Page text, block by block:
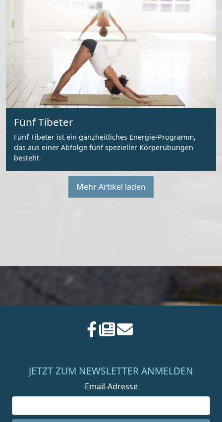
Fünf Tibeter
Fünf Tibeter ist ein ganzheitliches Energie-Programm,
das aus einer Abfolge fünf spezieller Körperübungen
besteht.
Mehr Artikel laden
JETZT ZUM NEWSLETTER ANMELDEN
Email-Adresse